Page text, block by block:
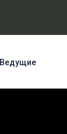
Ведущие